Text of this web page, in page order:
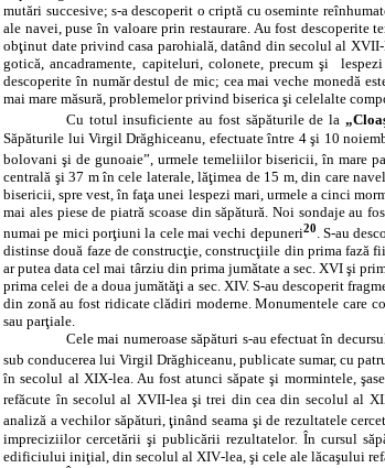
mutări succesive; s‑a descoperit o criptă cu oseminte
ale navei, puse în valoare prin restaurare. Au fost
obţinut date privind casa parohială, datând din secolul al
gotică, ancadramente, capiteluri, colonete, precum şi
descoperite în număr destul de mic; cea mai veche monedă
mai mare măsură, problemelor privind biserica şi celelalte
Cu totul insuficiente au fost săpăturile de la
Săpăturile lui Virgil Drăghiceanu, efectuate între 4 şi 10
bolovani şi de gunoaie”, urmele temeliilor bisericii, în mare
centrală şi 37 m în cele laterale, lăţimea de 15 m, din care
bisericii, spre vest, în faţa unei lespezi mari, urmele a cinci
mai ales piese de piatră scoase din săpătură. Noi sondaje au
numai pe mici porţiuni la cele mai vechi depuneri20. S‑au
distinse două faze de construcţie, construcţiile din prima fază
ar putea data cel mai târziu din prima jumătate a sec. XVI şi
prima celei de a doua jumătăţi a sec. XIV. S‑au descoperit
din zonă au fost ridicate clădiri moderne. Monumentele care
sau parţiale.
Cele mai numeroase săpături s‑au efectuat în
sub conducerea lui Virgil Drăghiceanu, publicate sumar, cu
în secolul al XIX-lea. Au fost atunci săpate şi mormintele,
refăcute în secolul al XVII‑lea şi trei din cea din secolul al
analiză a vechilor săpături, ţinând seama şi de rezultatele
impreciziilor cercetării şi publicării rezultatelor. În cursul
edificiului iniţial, din secolul al XIV‑lea, şi cele ale lăcaşului